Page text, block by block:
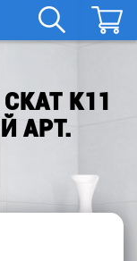
Заказать
К11
АРТ.